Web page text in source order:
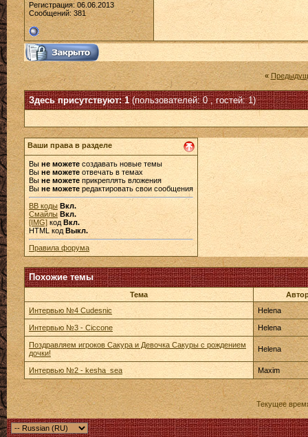
Регистрация: 06.06.2013
Сообщений: 381
«
Здесь присутствуют: 1(пользователей: 0 , гостей: 1)
Ваши права в разделе
Вы не можете создавать новые темы
Выне можете отвечать в темах
Выне можете прикреплять вложения
Вы не можетередактировать свои сообщения
BB коды Вкл.
Смайлы Вкл.
[IMG] код Вкл.
HTML код Выкл.
Правила форума
Похожие темы
Тема
Интервью №4 Cudesnic
Helena
Интервью №3 - Ciccone Helena
Поздравляем игроков Сакура и Девочка Сакуры с рождением
дочки!
Helena
Интервью №2 - kesha_sea Maxim
Текущее